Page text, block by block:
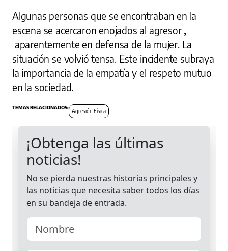
Algunas personas que se encontraban en la
escena se acercaron enojados al agresor ,
aparentemente en defensa de la mujer. La
situación se volvió tensa. Este incidente subraya
la importancia de la empatía y el respeto mutuo
en la sociedad.
Agresión Física